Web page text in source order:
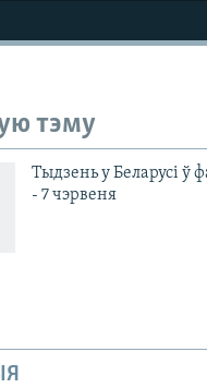
тэму
Тыдзень у Беларусі ў
- 7 чэрвеня